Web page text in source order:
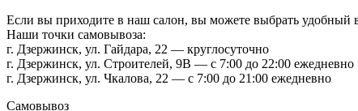
Если вы приходите в наш салон, вы можете выбрать
Наши точки самовывоза:
г. Дзержинск, ул. Гайдара, 22 — круглосуточно
г. Дзержинск, ул. Строителей, 9В — с 7:00 до 22:00 ежедневно
г. Дзержинск, ул. Чкалова, 22 — с 7:00 до 21:00 ежедневно
Самовывоз